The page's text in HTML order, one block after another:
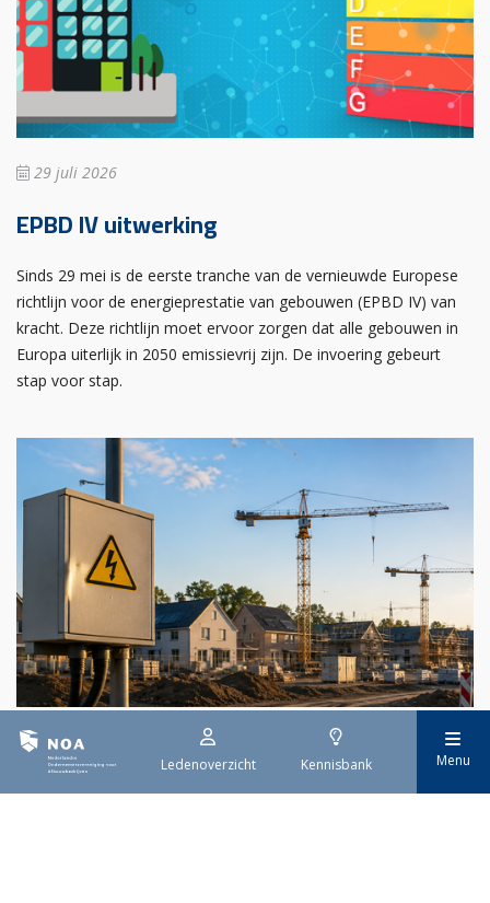
Ledenoverzicht Kennisbank Menu
29 juli 2026
EPBD IV uitwerking
Sinds 29 mei is de eerste tranche van de vernieuwde Europese
richtlijn voor de energieprestatie van gebouwen (EPBD IV) van
kracht. Deze richtlijn moet ervoor zorgen dat alle gebouwen in
Europa uiterlijk in 2050 emissievrij zijn. De invoering gebeurt
stap voor stap.
29 juli 2026
Stroomaansluiting bouwprojecten